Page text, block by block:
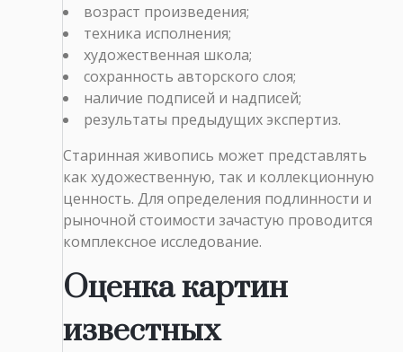
возраст произведения;
техника исполнения;
художественная школа;
сохранность авторского слоя;
наличие подписей и надписей;
результаты предыдущих экспертиз.
Старинная живопись может представлять
как художественную, так и коллекционную
ценность. Для определения подлинности и
рыночной стоимости зачастую проводится
комплексное исследование.
Оценка картин
известных